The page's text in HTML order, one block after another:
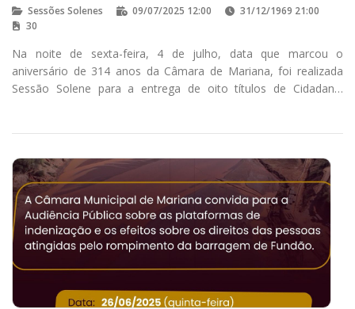
Sessões Solenes 09/07/2025 12:00
31/12/1969 21:00
30
Na noite de sexta-feira, 4 de julho, data que marcou o
aniversário de 314 anos da Câmara de Mariana, foi realizada
Sessão Solene para a entrega de oito títulos de Cidadania